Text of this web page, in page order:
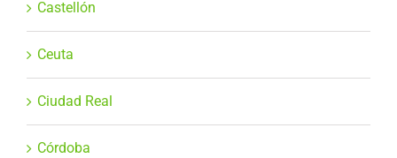
Castellón
Ceuta
Ciudad Real
Córdoba